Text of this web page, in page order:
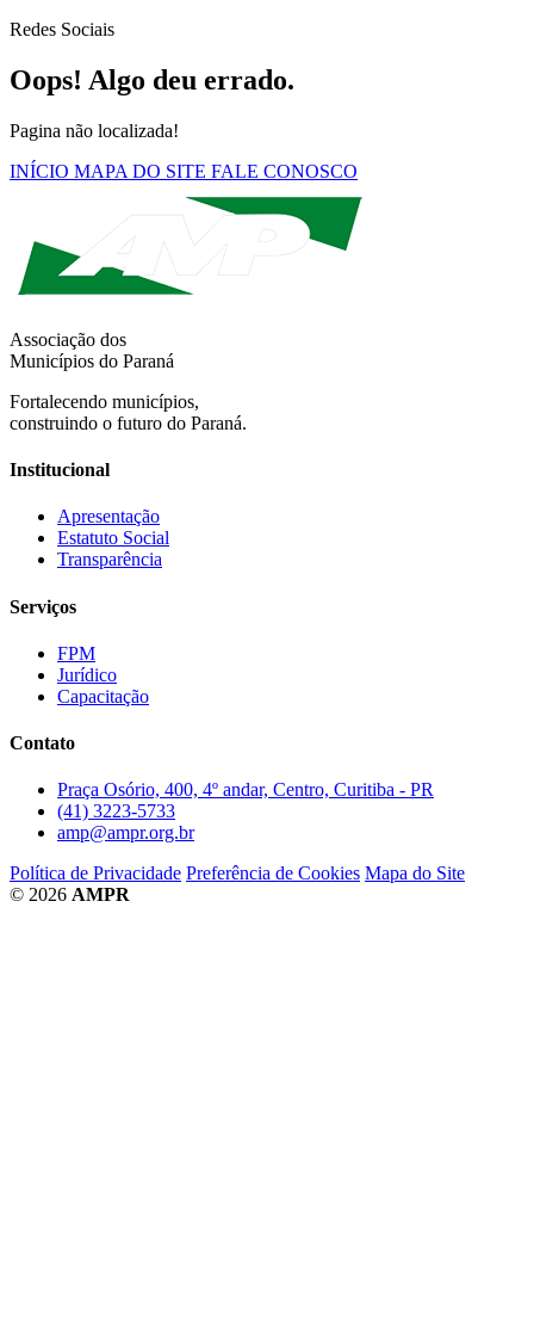
Redes Sociais
Oops! Algo deu errado.
Pagina não localizada!
INÍCIO MAPA DO SITE FALE CONOSCO
Associação dos
Municípios do Paraná
Fortalecendo municípios,
construindo o futuro do Paraná.
Institucional
Apresentação
Estatuto Social
Transparência
Serviços
FPM
Jurídico
Capacitação
Contato
Praça Osório, 400, 4º andar, Centro, Curitiba - PR
(41) 3223-5733
amp@ampr.org.br
Política de Privacidade Preferência de Cookies Mapa do Site
© 2026 AMPR